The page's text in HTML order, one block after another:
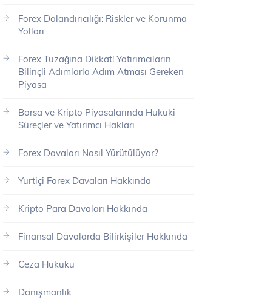
Forex Dolandırıcılığı: Riskler ve Korunma
Yolları
Forex Tuzağına Dikkat! Yatırımcıların
Bilinçli Adımlarla Adım Atması Gereken
Piyasa
Borsa ve Kripto Piyasalarında Hukuki
Süreçler ve Yatırımcı Hakları
Forex Davaları Nasıl Yürütülüyor?
Yurtiçi Forex Davaları Hakkında
Kripto Para Davaları Hakkında
Finansal Davalarda Bilirkişiler Hakkında
Ceza Hukuku
Danışmanlık